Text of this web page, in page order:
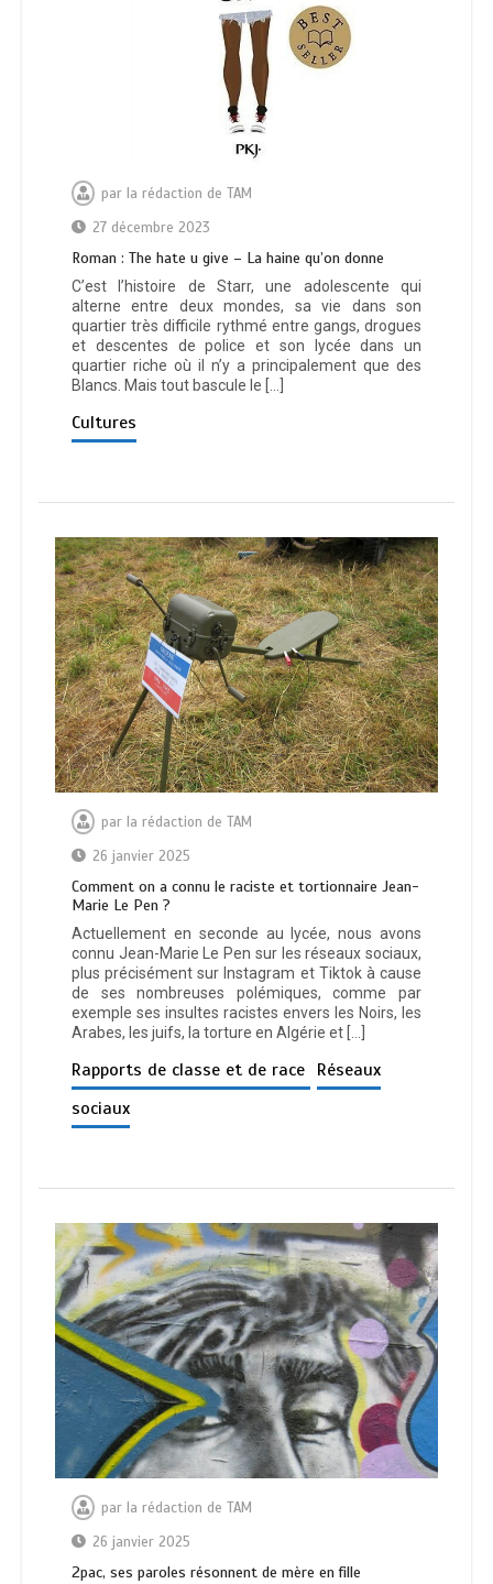
par la rédaction de TAM
27 décembre 2023
Roman : The hate u give – La haine qu’on donne
C’est l’histoire de Starr, une adolescente qui
alterne entre deux mondes, sa vie dans son
quartier très difficile rythmé entre gangs, drogues
et descentes de police et son lycée dans un
quartier riche où il n’y a principalement que des
Blancs. Mais tout bascule le […]
Cultures
par la rédaction de TAM
26 janvier 2025
Comment on a connu le raciste et tortionnaire Jean-
Marie Le Pen ?
Actuellement en seconde au lycée, nous avons
connu Jean-Marie Le Pen sur les réseaux sociaux,
plus précisément sur Instagram et Tiktok à cause
de ses nombreuses polémiques, comme par
exemple ses insultes racistes envers les Noirs, les
Arabes, les juifs, la torture en Algérie et […]
Rapports de classe et de race Réseaux
sociaux
par la rédaction de TAM
26 janvier 2025
2pac, ses paroles résonnent de mère en fille